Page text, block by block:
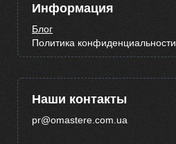
Информация
Блог
Политика конфиденциальности
Наши контакты
pr@omastere.com.ua